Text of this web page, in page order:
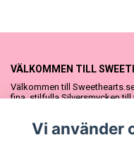
VÄLKOMMEN TILL
Välkommen till
fina, stilfulla Silversmycken till
vår söta Sweethearts
Vi använder